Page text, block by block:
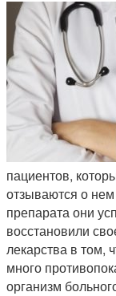
пациентов,
отзываются о
препарата они
восстановили
лекарства в том,
много
организм